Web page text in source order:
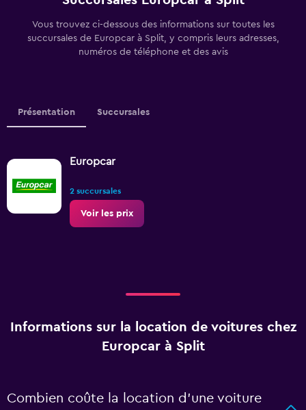
Vous trouvez ci-dessous des informations sur toutes les
succursales de Europcar à Split, y compris leurs adresses,
numéros de téléphone et des avis
Présentation Succursales
Europcar
2 succursales
Voir les prix
Informations sur la location de voitures chez
Europcar à Split
Combien coûte la location d’une voiture